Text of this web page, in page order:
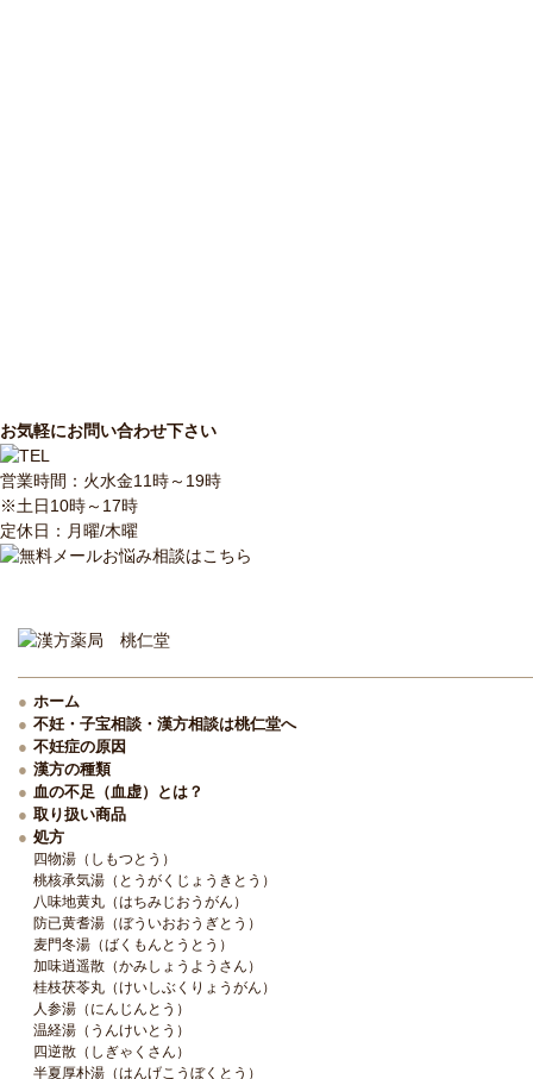
お気軽にお問い合わせ下さい
営業時間：火水金11時～19時
※土日10時～17時
定休日：月曜/木曜
ホーム
不妊・子宝相談・漢方相談は桃仁堂へ
不妊症の原因
漢方の種類
血の不足（血虚）とは？
取り扱い商品
処方
四物湯（しもつとう）
桃核承気湯（とうがくじょうきとう）
八味地黄丸（はちみじおうがん）
防已黄耆湯（ぼういおおうぎとう）
麦門冬湯（ばくもんとうとう）
加味逍遥散（かみしょうようさん）
桂枝茯苓丸（けいしぶくりょうがん）
人参湯（にんじんとう）
温経湯（うんけいとう）
四逆散（しぎゃくさん）
半夏厚朴湯（はんげこうぼくとう）